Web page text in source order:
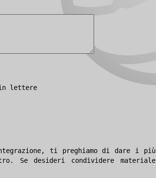
lettere
ti preghiamo di dare i più
Se desideri condividere materiale